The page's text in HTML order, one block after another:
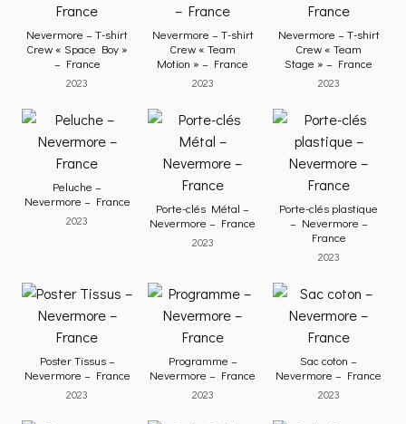
Nevermore – T-shirt
Crew « Space Boy »
– France
2023
Nevermore – T-shirt
Crew « Team
Motion » – France
2023
Nevermore – T-shirt
Crew « Team
Stage » – France
2023
Peluche –
Nevermore – France
2023
Porte-clés Métal –
Nevermore – France
2023
Porte-clés plastique
– Nevermore –
France
2023
Poster Tissus –
Nevermore – France
2023
Programme –
Nevermore – France
2023
Sac coton –
Nevermore – France
2023